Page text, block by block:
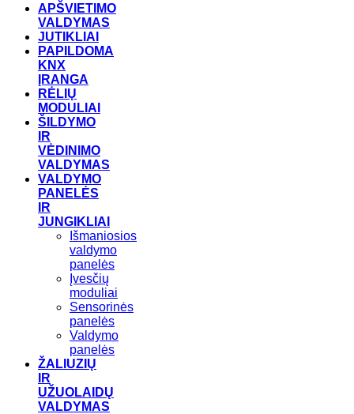
APŠVIETIMO
VALDYMAS
JUTIKLIAI
PAPILDOMA
KNX
ĮRANGA
RĖLIŲ
MODULIAI
ŠILDYMO
IR
VĖDINIMO
VALDYMAS
VALDYMO
PANELĖS
IR
JUNGIKLIAI
Išmaniosios
valdymo
panelės
Įvesčių
moduliai
Sensorinės
panelės
Valdymo
panelės
ŽALIUZIŲ
IR
UŽUOLAIDŲ
VALDYMAS